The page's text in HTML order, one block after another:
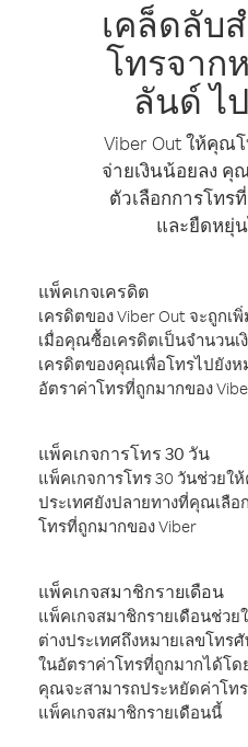
เคล็ดลับ
โทรจาก
ลันด์ ไ
Viber Out ให้คุณ
จ่ายเงินน้อยลง คุ
ตัวเลือกการโทร
และยืดหยุ่
แพ็คเกจเครดิต
เครดิตของ Viber Out จะถูก
เมื่อคุณซื้อเครดิตเป็นจำนวน
เครดิตของคุณเพื่อโทรไปยัง
อัตราค่าโทรที่ถูกมากของ
แพ็คเกจการโทร 30 วัน
แพ็คเกจการโทร 30 วันช่วยใ
ประเทศยังปลายทางที่คุณเลือ
โทรที่ถูกมากของ Viber
แพ็คเกจสมาชิกรายเดือน
แพ็คเกจสมาชิกรายเดือนช่ว
ต่างประเทศถึงหมายเลขโท
ในอัตราค่าโทรที่ถูกมากได้โ
คุณจะสามารถประหยัดค่าโท
แพ็คเกจสมาชิกรายเดือนนี้